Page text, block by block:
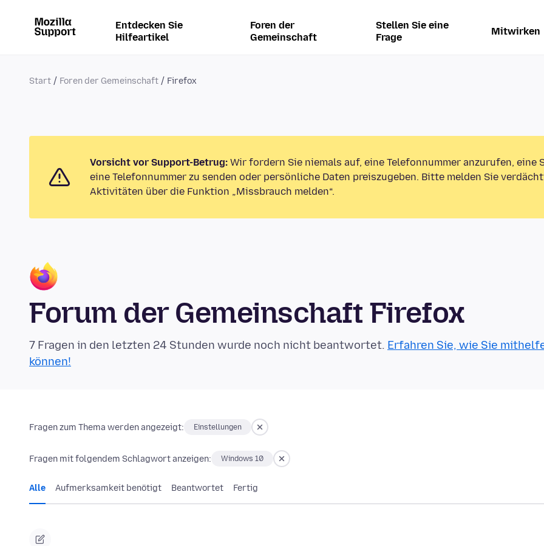
Entdecken Sie
Hilfeartikel
Foren der
Gemeinschaft
Stellen Sie eine
Frage
Mitwirken
Start Foren der Gemeinschaft Firefox
Vorsicht vor Support-Betrug: Wir fordern Sie niemals auf, eine Telefonnummer anzurufen, eine
eine Telefonnummer zu senden oder persönliche Daten preiszugeben. Bitte melden Sie
Aktivitäten über die Funktion „Missbrauch melden“.
Forum der Gemeinschaft Firefox
7 Fragen in den letzten 24 Stunden wurde noch nicht beantwortet. Erfahren Sie, wie Sie
können!
Fragen zum Thema werden angezeigt: Einstellungen
Fragen mit folgendem Schlagwort anzeigen: Windows 10
Alle Aufmerksamkeit benötigt Beantwortet Fertig